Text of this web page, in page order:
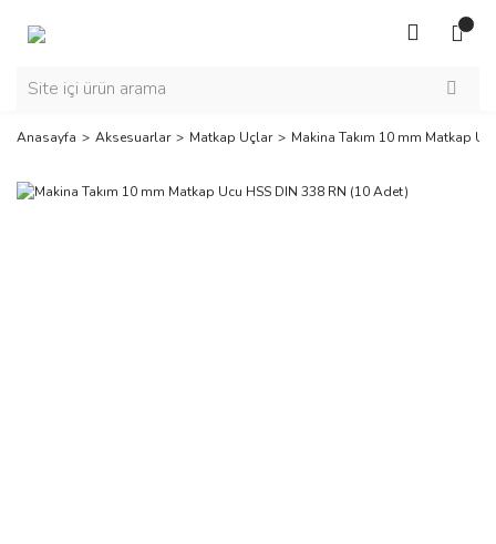
Anasayfa Aksesuarlar Matkap Uçlar Makina Takım 10 mm Matkap